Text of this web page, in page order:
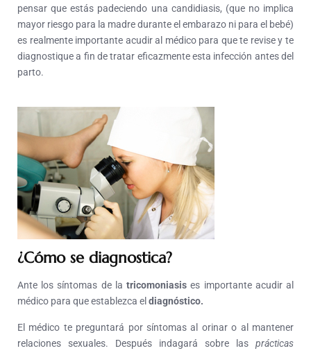
pensar que estás padeciendo una candidiasis, (que no implica
mayor riesgo para la madre durante el embarazo ni para el bebé)
es realmente importante acudir al médico para que te revise y te
diagnostique a fin de tratar eficazmente esta infección antes del
parto.
¿Cómo se diagnostica?
Ante los síntomas de latricomoniasis es importante acudir al
médico para que establezca el diagnóstico.
El médico te preguntará por síntomas al orinar o al mantener
relaciones sexuales. Después indagará sobre las prácticas